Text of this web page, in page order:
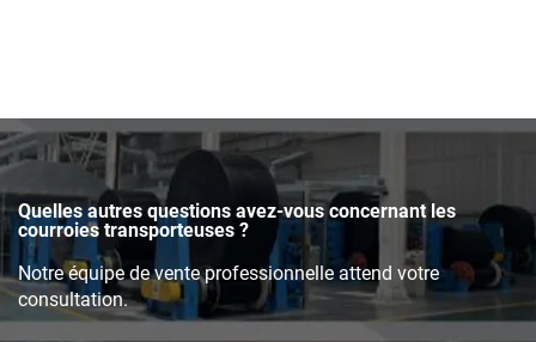
Quelles autres questions avez-vous concernant les
courroies transporteuses ?
Notre équipe de vente professionnelle attend votre
consultation.